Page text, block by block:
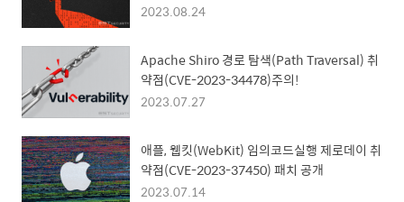
2023.08.24
Apache Shiro 경로 탐색(Path Traversal) 취
약점(CVE-2023-34478)주의!
2023.07.27
애플, 웹킷(WebKit) 임의코드실행 제로데이 취
약점(CVE-2023-37450) 패치 공개
2023.07.14